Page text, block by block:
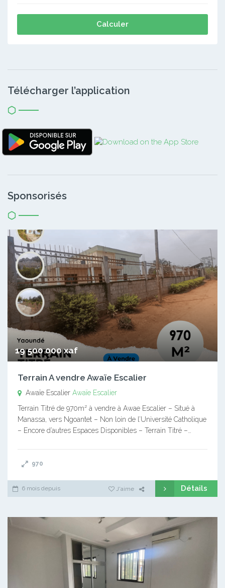
Calculer
Télécharger l’application
Sponsorisés
19 500 000 xaf
Terrain A vendre Awaïe Escalier
Awaïe Escalier Awaïe Escalier
Terrain Titré de 970m² à vendre à Awae Escalier – Situé à
Manassa, vers Ngoantet – Non loin de l’Université Catholique
– Encore d’autres Espaces Disponibles – Terrain Titré –…
970
6 mois depuis J'aime Détails